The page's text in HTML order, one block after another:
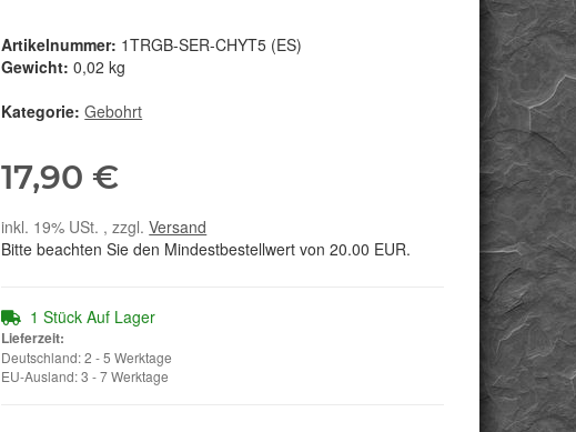
Artikelnummer: 1TRGB-SER-CHYT5 (ES)
Gewicht: 0,02 kg
Kategorie:Gebohrt
17,90 €
inkl. 19% USt. , zzgl.Versand
Bitte beachten Sie den Mindestbestellwert von 20.00 EUR.
1 Stück Auf Lager
Lieferzeit:
Deutschland: 2 - 5 Werktage
EU-Ausland: 3 - 7 Werktage